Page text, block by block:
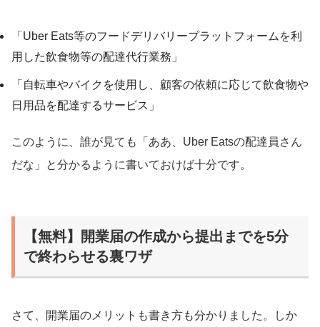
「Uber Eats等のフードデリバリープラットフォームを利
用した飲食物等の配達代行業務」
「自転車やバイクを使用し、顧客の依頼に応じて飲食物や
日用品を配達するサービス」
このように、誰が見ても「ああ、Uber Eatsの配達員さん
だな」と分かるように書いておけば十分です。
【無料】開業届の作成から提出までを5分
で終わらせる裏ワザ
さて、開業届のメリットも書き方も分かりました。しか